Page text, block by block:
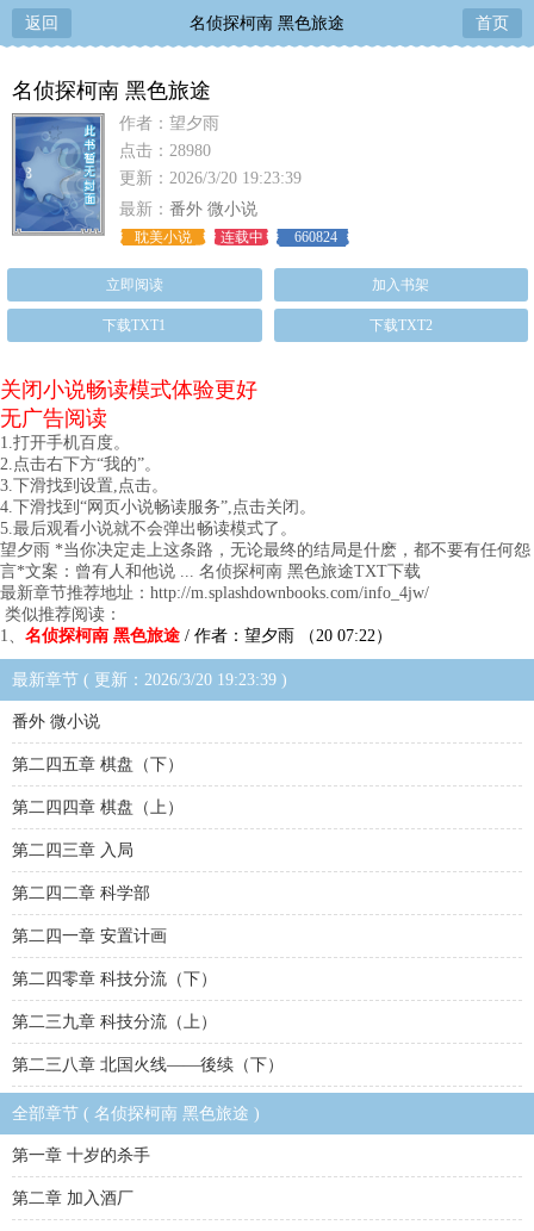
返回 名侦探柯南 黑色旅途 首页
名侦探柯南 黑色旅途
作者：望夕雨
点击：28980
更新：2026/3/20 19:23:39
最新： 番外 微小说
耽美小说 连载中 660824
立即阅读 加入书架
下载TXT1 下载TXT2
关闭小说畅读模式体验更好
无广告阅读
1.打开手机百度。
2.点击右下方“我的”。
3.下滑找到设置,点击。
4.下滑找到“网页小说畅读服务”,点击关闭。
5.最后观看小说就不会弹出畅读模式了。
望夕雨 *当你决定走上这条路，无论最终的结局是什麽，都不要有任何怨
言*文案：曾有人和他说 ... 名侦探柯南 黑色旅途TXT下载
最新章节推荐地址：http://m.splashdownbooks.com/info_4jw/
类似推荐阅读：
1、 名侦探柯南 黑色旅途 / 作者：望夕雨 （20 07:22）
最新章节 ( 更新：2026/3/20 19:23:39 )
番外 微小说
第二四五章 棋盘（下）
第二四四章 棋盘（上）
第二四三章 入局
第二四二章 科学部
第二四一章 安置计画
第二四零章 科技分流（下）
第二三九章 科技分流（上）
第二三八章 北国火线——後续（下）
全部章节 ( 名侦探柯南 黑色旅途 )
第一章 十岁的杀手
第二章 加入酒厂